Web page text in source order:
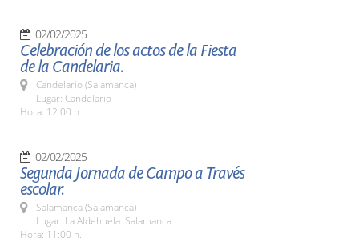
02/02/2025
Celebración de los actos de la Fiesta
de la Candelaria.
Candelario (Salamanca)
Lugar: Candelario
Hora: 12:00 h.
02/02/2025
Segunda Jornada de Campo a Través
escolar.
Salamanca (Salamanca)
Lugar: La Aldehuela. Salamanca
Hora: 11:00 h.